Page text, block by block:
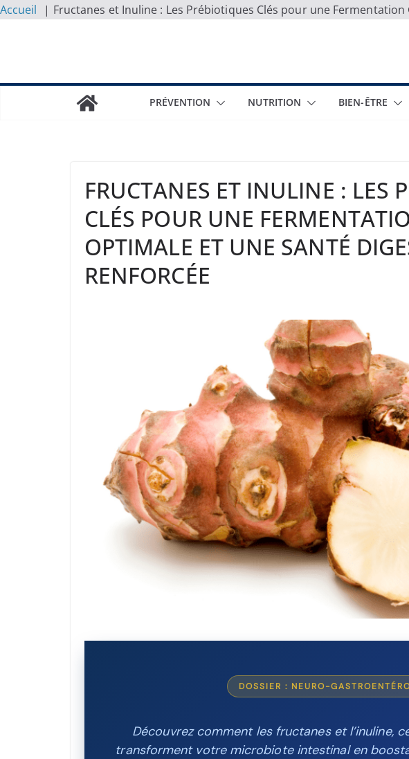
Accueil
Fructanes et Inuline : Les Prébiotiques Clés pour une
PRÉVENTION NUTRITION BIEN-ÊTRE
FRUCTANES ET INULINE : LES
CLÉS POUR UNE
OPTIMALE ET UNE SANTÉ
RENFORCÉE
DOSSIER : NEURO-
Découvrez comment les fructanes et l’inuline,
transforment votre microbiote intestinal en